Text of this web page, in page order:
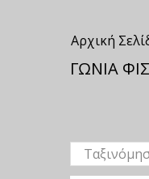
Αρχική
ΓΩΝΙΑ